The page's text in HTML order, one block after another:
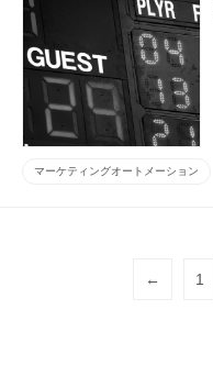
マーケティングオートメーション
← 1